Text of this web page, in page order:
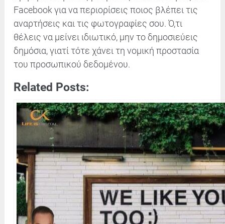
Facebook για να περιορίσεις ποιος βλέπει τις
αναρτήσεις και τις φωτογραφίες σου. Ό,τι
θέλεις να μείνει ιδιωτικό, μην το δημοσιεύεις
δημόσια, γιατί τότε χάνει τη νομική προστασία
του προσωπικού δεδομένου.
Related Posts: